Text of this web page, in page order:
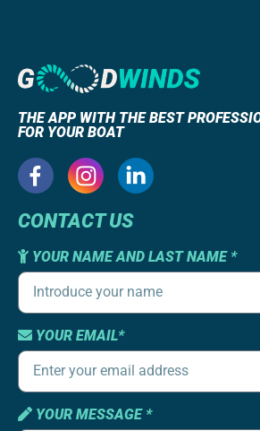
THE APP WITH THE BEST
FOR YOUR BOAT
CONTACT US
YOUR NAME AND LAST NAME *
YOUR EMAIL*
YOUR MESSAGE *